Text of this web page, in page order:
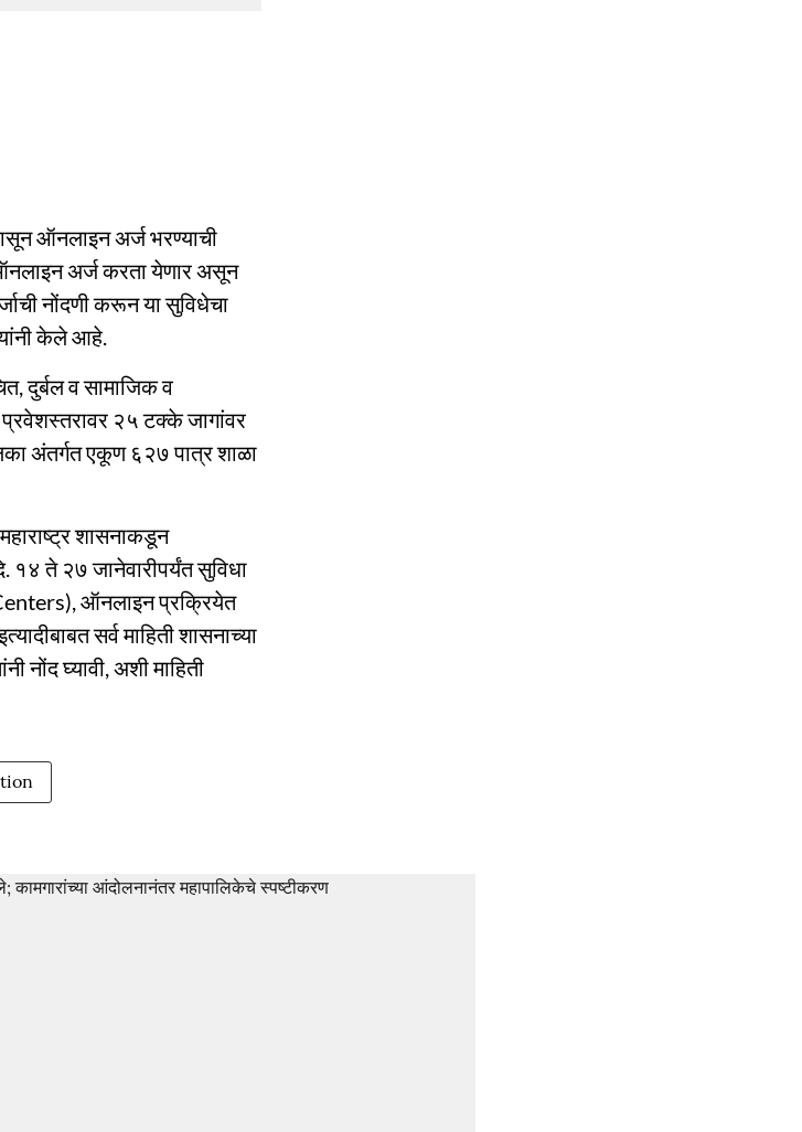
ऑनलाइन अर्ज भरण्याची
अर्ज करता येणार असून
नोंदणी करून या सुविधेचा
यांनी केले आहे.
दुर्बल व सामाजिक व
प्रवेशस्तरावर २५ टक्के जागांवर
अंतर्गत एकूण ६२७ पात्र शाळा
शासनाकडून
ते २७ जानेवारीपर्यंत सुविधा
ऑनलाइन प्रक्रियेत
सर्व माहिती शासनाच्या
घ्यावी, अशी माहिती